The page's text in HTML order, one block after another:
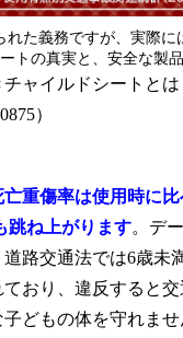
た義務ですが、実際
の真実と、安全な製
ャイルドシートと
）
重傷率は使用時に
跳ね上がります。デ
路交通法では6歳未
おり、違反すると交
どもの体を守れま